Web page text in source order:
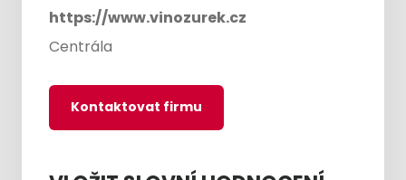
https://www.vinozurek.cz
Centrála
Kontaktovat firmu